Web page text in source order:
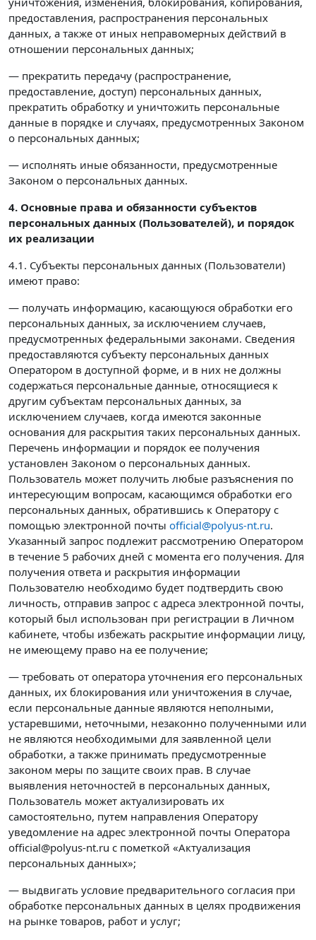
предоставления, распространения персональных
данных, а также от иных неправомерных действий в
отношении персональных данных;
— прекратить передачу (распространение,
предоставление, доступ) персональных данных,
прекратить обработку и уничтожить персональные
данные в порядке и случаях, предусмотренных Законом
о персональных данных;
— исполнять иные обязанности, предусмотренные
Законом о персональных данных.
4. Основные права и обязанности субъектов
персональных данных (Пользователей), и порядок
их реализации
4.1. Субъекты персональных данных (Пользователи)
имеют право:
— получать информацию, касающуюся обработки его
персональных данных, за исключением случаев,
предусмотренных федеральными законами. Сведения
предоставляются субъекту персональных данных
Оператором в доступной форме, и в них не должны
содержаться персональные данные, относящиеся к
другим субъектам персональных данных, за
исключением случаев, когда имеются законные
основания для раскрытия таких персональных данных.
Перечень информации и порядок ее получения
установлен Законом о персональных данных.
Пользователь может получить любые разъяснения по
интересующим вопросам, касающимся обработки его
персональных данных, обратившись к Оператору с
помощью электронной почты official@polyus-nt.ru.
Указанный запрос подлежит рассмотрению Оператором
в течение 5 рабочих дней с момента его получения. Для
получения ответа и раскрытия информации
Пользователю необходимо будет подтвердить свою
личность, отправив запрос с адреса электронной почты,
который был использован при регистрации в Личном
кабинете, чтобы избежать раскрытие информации лицу,
не имеющему право на ее получение;
— требовать от оператора уточнения его персональных
данных, их блокирования или уничтожения в случае,
если персональные данные являются неполными,
устаревшими, неточными, незаконно полученными или
не являются необходимыми для заявленной цели
обработки, а также принимать предусмотренные
законом меры по защите своих прав. В случае
выявления неточностей в персональных данных,
Пользователь может актуализировать их
самостоятельно, путем направления Оператору
уведомление на адрес электронной почты Оператора
official@polyus-nt.ru с пометкой «Актуализация
персональных данных»;
— выдвигать условие предварительного согласия при
обработке персональных данных в целях продвижения
на рынке товаров, работ и услуг;